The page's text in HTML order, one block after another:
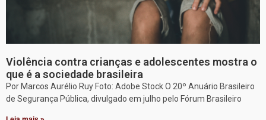
Violência contra crianças e adolescentes mostra o
que é a sociedade brasileira
Por Marcos Aurélio Ruy Foto: Adobe Stock O 20º Anuário Brasileiro
de Segurança Pública, divulgado em julho pelo Fórum Brasileiro